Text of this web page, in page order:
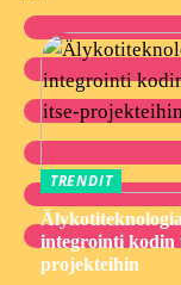
TRENDIT
integrointi kodin
projekteihin